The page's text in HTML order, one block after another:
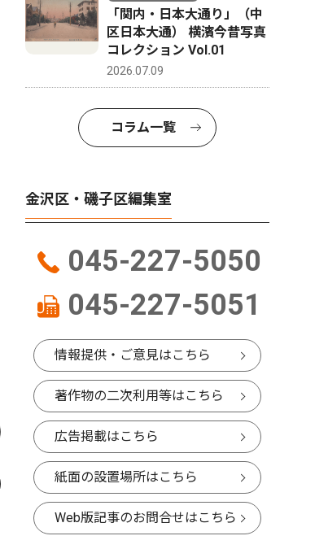
社会
金沢区・磯子区 2026.08.06
金沢区 区制80周年に向け始
動 ７月27日に設立総会
六浦で
故を願い
「関内・日本大通り」（中
区日本大通） 横濱今昔写真
コレクション Vol.01
2026.07.09
コラム一覧
金沢区・磯子区編集室
045-227-5050
045-227-5051
情報提供・ご意見はこちら
著作物の二次利用等はこちら
広告掲載はこちら
紙面の設置場所はこちら
Web版記事のお問合せはこちら